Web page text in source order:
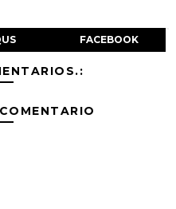
FACEBOOK